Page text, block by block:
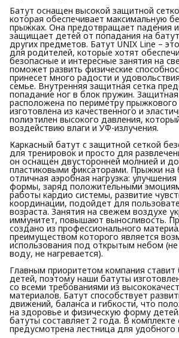
Батут оснащен высокой защитной
которая обеспечивает максимальную
прыжках. Она предотвращает падения
защищает детей от попадания на
других предметов. Батут UNIX Line –
для родителей, которые хотят
безопасные и интересные занятия на
поможет развить физические
принесет много радости и
семье. Внутренняя защитная сетка
попадание ног в блок пружин. Защитная
расположена по периметру прыжкового
изготовлена из качественного и
полиэтилен высокого давления,
воздействию влаги и УФ-излучения.
Каркасный батут с защитной сеткой
для тренировок и просто для
он оснащен двусторонней молнией и
пластиковыми фиксаторами. Прыжки
отличная аэробная нагрузка:
формы, заряд положительными
работы кардио системы, развитие
координации, подойдет для
возраста. Занятия на свежем воздухе
иммунитет, повышают выносливость.
создано из профессионального
преимуществом которого является
использования под открытым небом
воду, не нагревается).
Главным приоритетом компания ставит
детей, поэтому наши батуты
со всеми требованиями из
материалов. Батут способствует
движений, баланса и гибкости, что
на здоровье и физическую форму
батуты составляет 2 года. В комплекте
предусмотрена лестница для